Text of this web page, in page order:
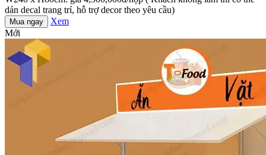
dán decal trang trí, hỗ trợ decor theo yêu cầu)
Mua ngay
Xem
Mới